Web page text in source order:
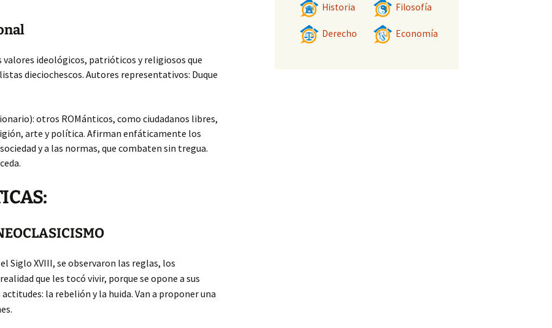
valores ideológicos, patrióticos y religiosos que
dieciochescos. Autores representativos: Duque
otros ROMánticos, como ciudadanos libres,
arte y política. Afirman enfáticamente los
y a las normas, que combaten sin tregua.
Siglo XVIII, se observaron las reglas, los
que les tocó vivir, porque se opone a sus
la rebelión y la huida. Van a proponer una
Historia Filosofía
Derecho Economía